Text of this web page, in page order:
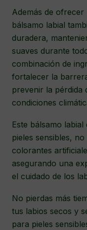
Además de ofrecer
bálsamo labial
duradera,
suaves durante
combinación de
fortalecer la
prevenir la pérdida
condiciones
Este bálsamo
pieles sensibles,
colorantes
asegurando una
el cuidado de los
No pierdas más
tus labios secos y
para pieles